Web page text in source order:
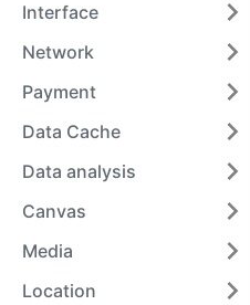
Interface
Network
Payment
Data Cache
Data analysis
Canvas
Media
Location